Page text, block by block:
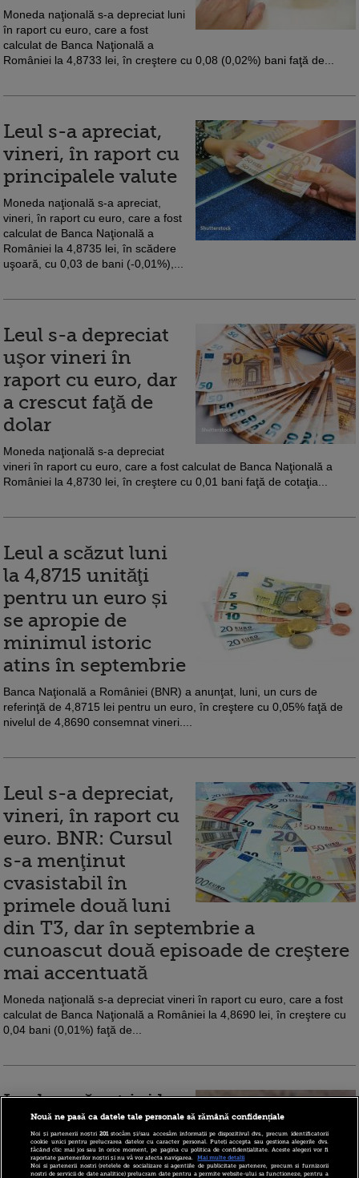
Moneda naţională s-a depreciat luni
în raport cu euro, care a fost
calculat de Banca Naţională a
României la 4,8733 lei, în creştere cu 0,08 (0,02%) bani faţă de...
Leul s-a apreciat,
vineri, în raport cu
principalele valute
Moneda naţională s-a apreciat,
vineri, în raport cu euro, care a fost
calculat de Banca Naţională a
României la 4,8735 lei, în scădere
uşoară, cu 0,03 de bani (-0,01%),...
Leul s-a depreciat
uşor vineri în
raport cu euro, dar
a crescut faţă de
dolar
Moneda naţională s-a depreciat
vineri în raport cu euro, care a fost calculat de Banca Naţională a
României la 4,8730 lei, în creştere cu 0,01 bani faţă de cotaţia...
Leul a scăzut luni
la 4,8715 unităţi
pentru un euro și
se apropie de
minimul istoric
atins în septembrie
Banca Naţională a României (BNR) a anunţat, luni, un curs de
referinţă de 4,8715 lei pentru un euro, în creştere cu 0,05% faţă de
nivelul de 4,8690 consemnat vineri....
Leul s-a depreciat,
vineri, în raport cu
euro. BNR: Cursul
s-a menţinut
cvasistabil în
primele două luni
din T3, dar în septembrie a
cunoascut două episoade de creştere
mai accentuată
Moneda naţională s-a depreciat vineri în raport cu euro, care a fost
calculat de Banca Naţională a României la 4,8690 lei, în creştere cu
0,04 bani (0,01%) faţă de...
Leul a scăzut joi la
4,8686 unităţi
pentru un euro
Banca Naţională a României (BNR)
Nouă ne pasă ca datele tale personale să rămână confidențiale
Noi și partenerii noștri201stocăm și/sau accesăm informații pe dispozitivul dvs., precum identificatorii
cookie unici pentru prelucrarea datelor cu caracter personal. Puteți accepta sau gestiona alegerile dvs.
făcând clic mai jos sau în orice moment, pe pagina cu politica de confidențialitate. Aceste alegeri vor fi
raportate partenerilor noștri și nu vă vor afecta navigarea.
Mai multe detalii
Noi si partenerii nostri (retelele de socializare si agentiile de publicitate partenere, precum si furnizorii
nostri de servicii de date analitice) prelucram date pentru a permite website-ului sa functioneze, pentru a